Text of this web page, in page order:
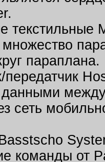
текстильные
параплана.
сеть
команды от